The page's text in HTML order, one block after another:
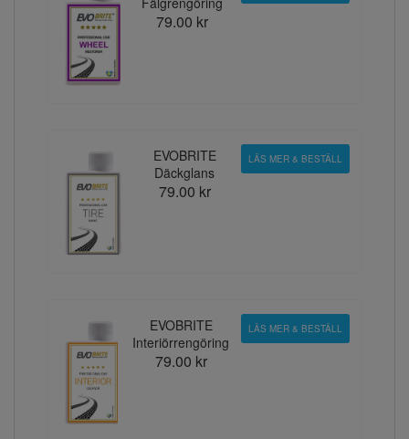
79.00 kr
EVOBRITE
Däckglans
79.00 kr
LÄS MER & BESTÄLL
EVOBRITE
Interiörrengöring
79.00 kr
LÄS MER & BESTÄLL